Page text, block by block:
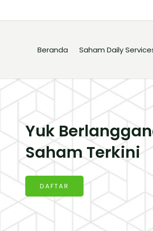
Beranda Saham Daily
Yuk
Saham Terkini
DAFTAR